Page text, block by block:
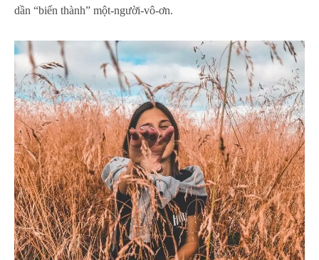
dần “biến thành” một-người-vô-ơn.